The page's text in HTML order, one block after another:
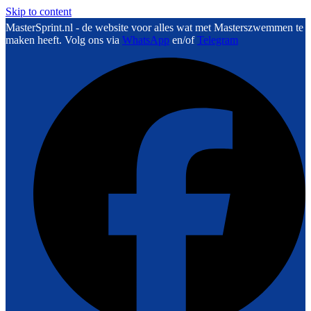
Skip to content
MasterSprint.nl - de website voor alles wat met Masterszwemmen te
maken heeft. Volg ons via WhatsApp en/ofTelegram